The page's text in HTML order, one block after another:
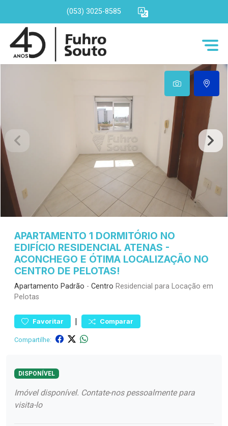
(053) 3025-8585
APARTAMENTO 1 DORMITÓRIO NO
EDIFÍCIO RESIDENCIAL ATENAS -
ACONCHEGO E ÓTIMA LOCALIZAÇÃO NO
CENTRO DE PELOTAS!
Apartamento Padrão - Centro Residencial para Locação em
Pelotas
Favoritar | Comparar
Compartilhe:
DISPONÍVEL
Imóvel disponível. Contate-nos pessoalmente para
visita-lo